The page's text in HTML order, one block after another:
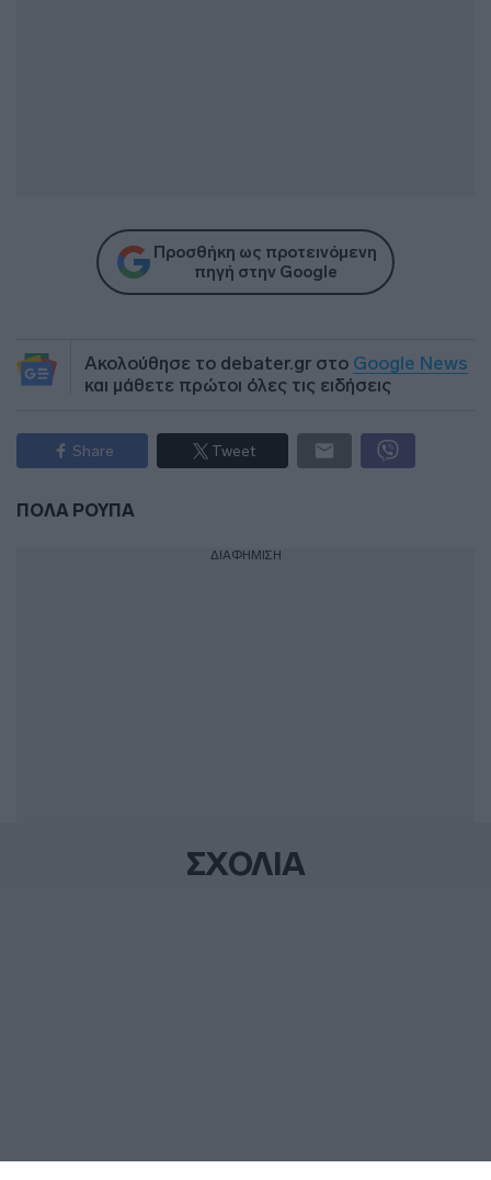
Προσθήκη ως προτεινόμενη
πηγή στην Google
Ακολούθησε το debater.gr στο Google News
και μάθετε πρώτοι όλες τις ειδήσεις
Share Tweet
ΠΟΛΑ ΡΟΥΠΑ
ΔΙΑΦΗΜΙΣΗ
ΣΧΟΛΙΑ